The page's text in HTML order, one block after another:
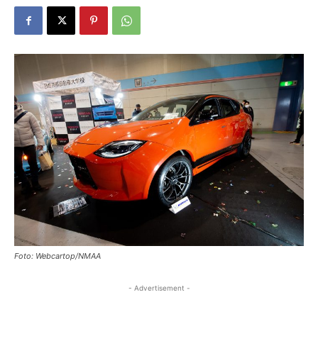
Foto: Webcartop/NMAA
- Advertisement -